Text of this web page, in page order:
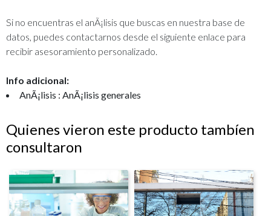
Si no encuentras el anÃ¡lisis que buscas en nuestra base de
datos, puedes contactarnos desde el siguiente enlace para
recibir asesoramiento personalizado.
Info adicional:
AnÃ¡lisis : AnÃ¡lisis generales
Quienes vieron este producto tambíen
consultaron